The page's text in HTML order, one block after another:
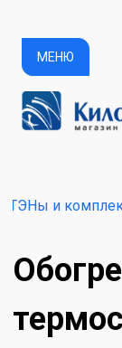
МЕНЮ
ТЭНы и